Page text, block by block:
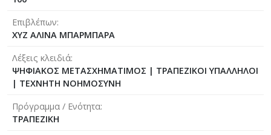
Επιβλέπων
ΧΥΖ ΑΛΙΝΑ ΜΠΑΡΜΠΑΡA
Λέξεις κλειδιά
ΨΗΦΙΑΚΟΣ ΜΕΤΑΣΧΗΜΑΤΙΜΟΣ | ΤΡΑΠΕΖΙΚΟΙ ΥΠΑΛΛΗΛΟΙ
| ΤΕΧΝΗΤΗ ΝΟΗΜΟΣΥΝΗ
Πρόγραμμα / Ενότητα
ΤΡΑΠΕΖΙΚΗ